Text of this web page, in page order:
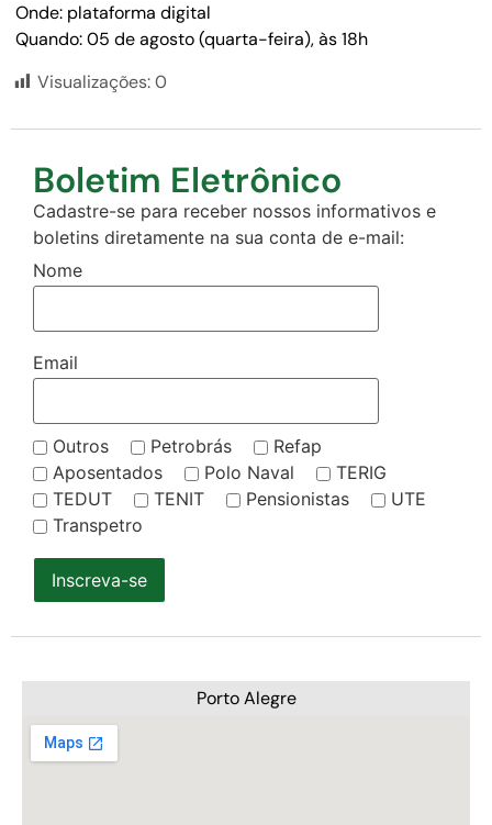
Onde: plataforma digital
Quando: 05 de agosto (quarta-feira), às 18h
Visualizações:0
Boletim Eletrônico
Cadastre-se para receber nossos informativos e
boletins diretamente na sua conta de e-mail:
Nome
Email
Outros Petrobrás
Refap
Aposentados
Polo Naval
TERIG
TEDUT
TENIT Pensionistas
UTE
Transpetro
Inscreva-se
Porto Alegre